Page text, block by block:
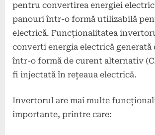
pentru convertirea energiei
panouri într-o formă utilizabilă
electrică. Funcționalitatea
converti energia electrică generată
într-o formă de curent alternativ
fi injectată în rețeaua electrică.
Invertorul are mai multe
importante, printre care: